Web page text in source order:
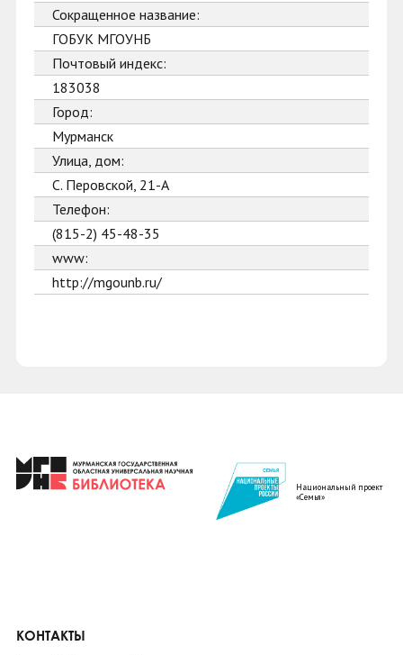
Сокращенное название:
ГОБУК МГОУНБ
Почтовый индекс:
183038
Город:
Мурманск
Улица, дом:
С. Перовской, 21-А
Телефон:
(815-2) 45-48-35
www:
http://mgounb.ru/
Национальный проект
«Семья»
КОНТАКТЫ